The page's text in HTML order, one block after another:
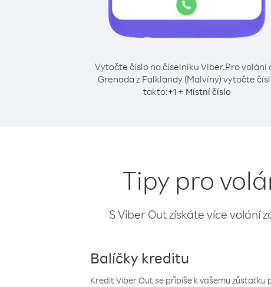
Vytočte číslo na číselníku Viber.Pro volání
Grenada z Falklandy (Malvíny) vytočte
takto:+1+ Místní číslo
Tipy pro
S Viber Out získáte více volání
Balíčky kreditu
Kredit Viber Out se připíše k vašemu zůstatku